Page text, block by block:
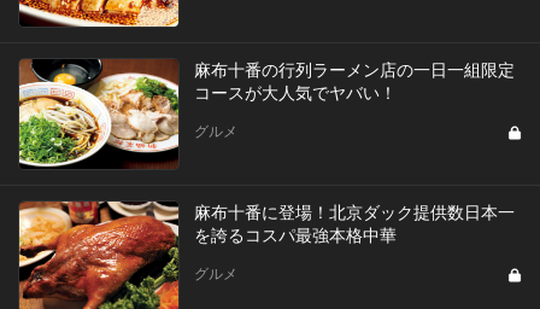
麻布十番の行列ラーメン店の一日一組限定
コースが大人気でヤバい！
グルメ
麻布十番に登場！北京ダック提供数日本一
を誇るコスパ最強本格中華
グルメ